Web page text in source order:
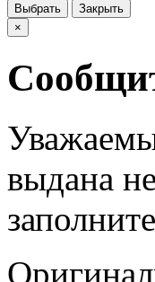
Выбрать
Закрыть
×
выдана